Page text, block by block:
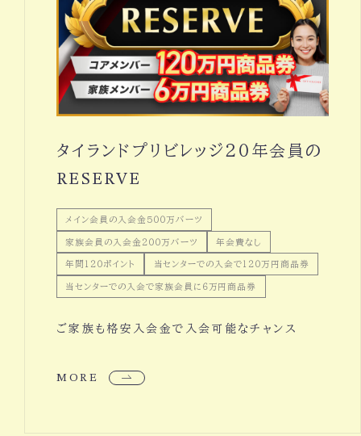
タイランドプリビレッジ２０年会員の
RESERVE
メイン会員の入会金５００万バーツ
家族会員の入会金２００万バーツ 年会費なし
年間１２０ポイント 当センターでの入会で１２０万円商品券
当センターでの入会で家族会員に６万円商品券
ご家族も格安入会金で入会可能なチャンス
MORE